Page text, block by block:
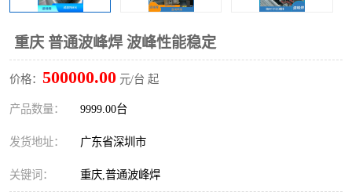
重庆 普通波峰焊 波峰性能稳定
价格： 500000.00 元/台 起
产品数量： 9999.00台
发货地址： 广东省深圳市
关键词： 重庆,普通波峰焊